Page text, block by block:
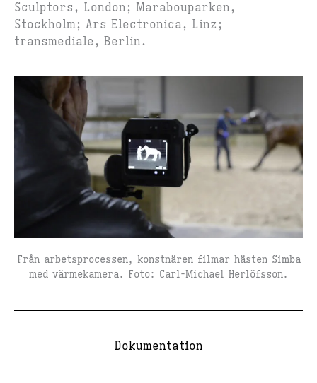
Sculptors, London; Marabouparken,
Stockholm; Ars Electronica, Linz;
transmediale, Berlin.
Från arbetsprocessen, konstnären filmar hästen Simba
med värmekamera. Foto: Carl-Michael Herlöfsson.
Dokumentation